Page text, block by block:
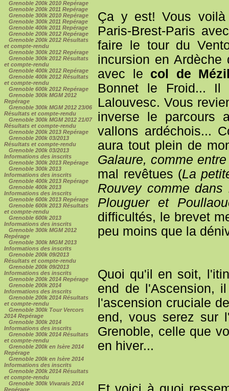
Grenoble 200k 2010 Repérage
Grenoble 200k 2011 Repérage
Grenoble 300k 2010 Repérage
Grenoble 300k 2011 Repérage
Grenoble 400k 2011 Repérage
Grenoble 200k 2012 Repérage
Grenoble 200k 2012 Résultats
et compte-rendu
Grenoble 300k 2012 Repérage
Grenoble 300k 2012 Résultats
et compte-rendu
Grenoble 400k 2012 Repérage
Grenoble 400k 2012 Résultats
et compte-rendu
Grenoble 600k 2012 Repérage
Grenoble 300k MGM 2012
Repérage
Grenoble 300k MGM 2012 23/06
Résultats et compte-rendu
Grenoble 300k MGM 2012 21/07
Résultats et compte-rendu
Grenoble 200k 2013 Repérage
Grenoble 200k 03/2013
Résultats et compte-rendu
Grenoble 200k 03/2013
Informations des inscrits
Grenoble 300k 2013 Repérage
Grenoble 300k 2013
Informations des inscrits
Grenoble 400k 2013 Repérage
Grenoble 400k 2013
Informations des inscrits
Grenoble 600k 2013 Repérage
Grenoble 600k 2013 Résultats
et compte-rendu
Grenoble 600k 2013
Informations des inscrits
Grenoble 300k MGM 2012
Repérage
Grenoble 300k MGM 2013
Informations des inscrits
Grenoble 200k 09/2013
Résultats et compte-rendu
Grenoble 200k 09/2013
Informations des inscrits
Grenoble 200k 2014 Repérage
Grenoble 200k 2014
Informations des inscrits
Grenoble 200k 2014 Résultats
et compte-rendu
Grenoble 300k Tour Vercors
2014 Repérage
Grenoble 300k 2014
Informations des inscrits
Grenoble 300k 2014 Résultats
et compte-rendu
Grenoble 200k en Isère 2014
Repérage
Grenoble 200k en Isère 2014
Informations des inscrits
Grenoble 200k 2014 Résultats
et compte-rendu
Grenoble 300k Vivarais 2014
Repérage
Ça y est! Vous
Paris-Brest-Paris
faire le tour du
incursion en Ardèche
avec le col de
Bonnet le Froid... Il
Lalouvesc. Vous
inverse le parcours
vallons ardéchois...
aura tout plein de
Galaure, comme
mal revêtues (La
Rouvey comme
Plouguer et
difficultés, le brevet
peu moins que la
Quoi qu'il en soit,
end de l'Ascension,
l'ascension cruciale
end, vous serez sur
Grenoble, celle que
en hiver...